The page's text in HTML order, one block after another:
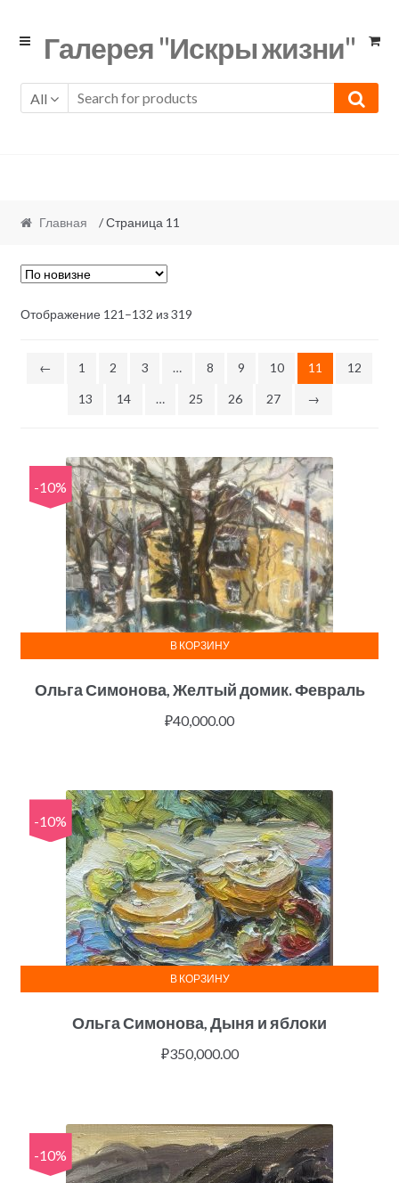
Skip
Skip Галерея "Искры жизни"
All
Главная / Страница 11
Отображение 121–132 из 319
← 1 2 3 … 8 9 10 11 12
13 14 … 25 26 27 →
-10%
Ольга Симонова, Желтый домик. Февраль
₽40,000.00
В КОРЗИНУ
-10%
Ольга Симонова, Дыня и яблоки
₽350,000.00
В КОРЗИНУ
-10%